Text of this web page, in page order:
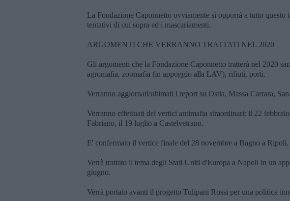
La Fondazione Caponnetto ovviamente si opporrà a tutto questo
tentativi di cui sopra ed i mascariamenti.
ARGOMENTI CHE VERRANNO TRATTATI NEL 2020
Gli argomenti che la Fondazione Caponnetto tratterà nel 2020
agromafia, zoomafia (in appoggio alla LAV), rifiuti, porti.
Verranno aggiornati/ultimati i report su Ostia, Massa Carrara,
Verranno effettuati dei vertici antimafia straordinari: il 22
Fabriano, il 19 luglio a Castelvetrano.
E' confermato il vertice finale del 28 novembre a Bagno a Ripoli.
Verrà trattato il tema degli Stati Uniti d'Europa a Napoli in un
giugno.
Verrà portato avanti il progetto Tulipani Rossi per una politica